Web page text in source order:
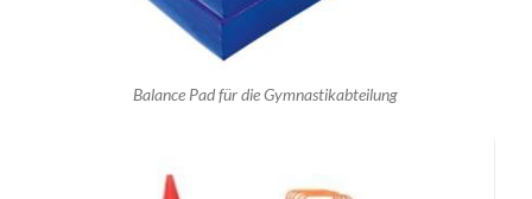
Balance Pad für die Gymnastikabteilung